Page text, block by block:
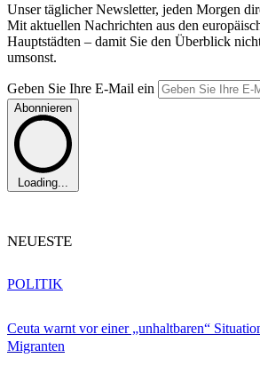
Unser täglicher Newsletter, jeden Morgen
Mit aktuellen Nachrichten aus den
Hauptstädten – damit Sie den Überblick
umsonst.
Geben Sie Ihre E-Mail ein
Abonnieren
Loading...
NEUESTE
Ceuta warnt vor einer „unhaltbaren“
Migranten
POLITIK